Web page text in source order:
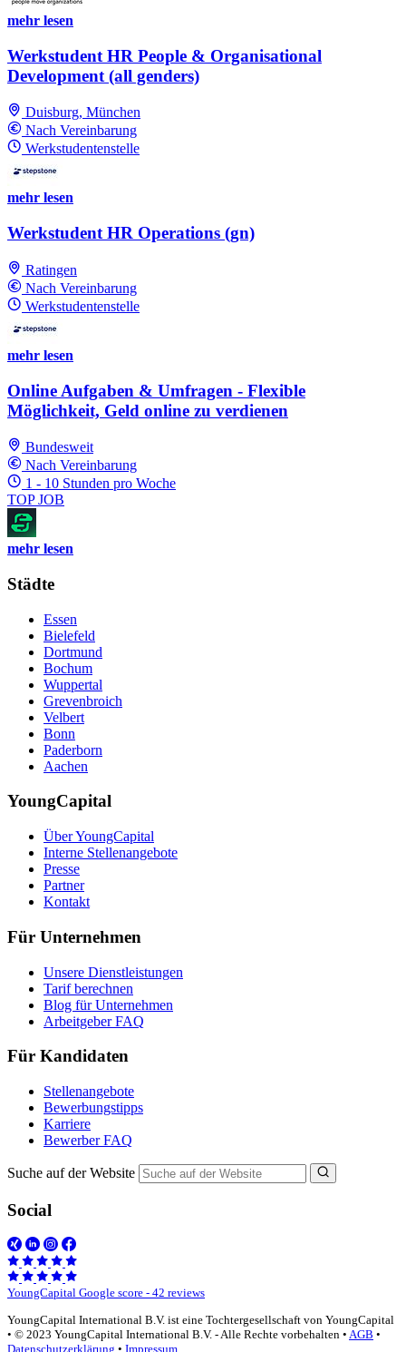
mehr lesen
Werkstudent HR People & Organisational
Development (all genders)
Duisburg, München
Nach Vereinbarung
Werkstudentenstelle
mehr lesen
Werkstudent HR Operations (gn)
Ratingen
Nach Vereinbarung
Werkstudentenstelle
mehr lesen
Online Aufgaben & Umfragen - Flexible
Möglichkeit, Geld online zu verdienen
Bundesweit
Nach Vereinbarung
1 - 10 Stunden pro Woche
TOP JOB
mehr lesen
Städte
Essen
Bielefeld
Dortmund
Bochum
Wuppertal
Grevenbroich
Velbert
Bonn
Paderborn
Aachen
YoungCapital
Über YoungCapital
Interne Stellenangebote
Presse
Partner
Kontakt
Für Unternehmen
Unsere Dienstleistungen
Tarif berechnen
Blog für Unternehmen
Arbeitgeber FAQ
Für Kandidaten
Stellenangebote
Bewerbungstipps
Karriere
Bewerber FAQ
Suche auf der Website
Social
YoungCapital Google score - 42 reviews
YoungCapital International B.V. ist eine Tochtergesellschaft von YoungCapital
• © 2023 YoungCapital International B.V. - Alle Rechte vorbehalten • AGB •
Datenschutzerklärung • Impressum